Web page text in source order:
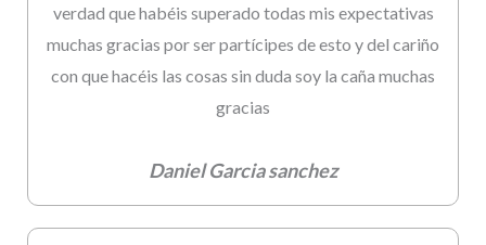
verdad que habéis superado todas mis expectativas
muchas gracias por ser partícipes de esto y del cariño
con que hacéis las cosas sin duda soy la caña muchas
gracias
Daniel Garcia sanchez